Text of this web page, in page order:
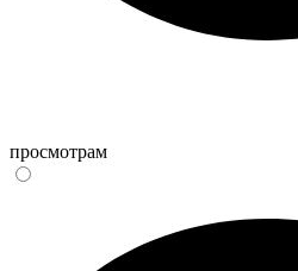
просмотрам